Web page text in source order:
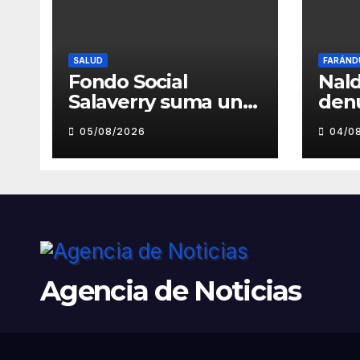
SALUD
Fondo Social
Salaverry suma un
nuevo esfuerzo
para fortalecer la
atención en el
Salaverry
05/08/2026
Luz
04/
Agencia de Noticias